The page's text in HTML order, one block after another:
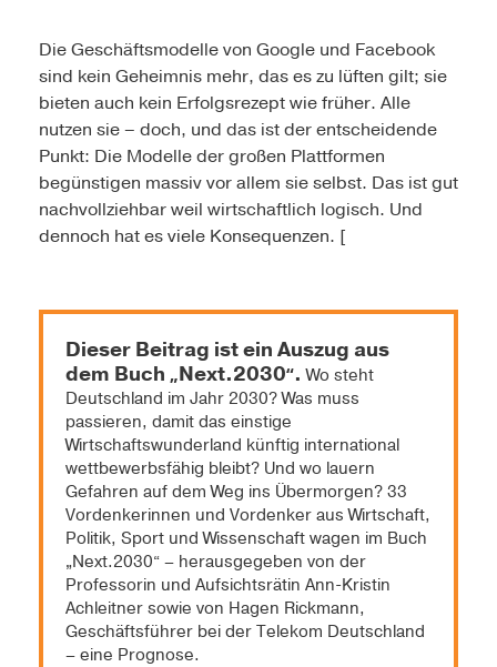
Die Geschäftsmodelle von Google und Facebook
sind kein Geheimnis mehr, das es zu lüften gilt; sie
bieten auch kein Erfolgsrezept wie früher. Alle
nutzen sie – doch, und das ist der entscheidende
Punkt: Die Modelle der großen Plattformen
begünstigen massiv vor allem sie selbst. Das ist gut
nachvollziehbar weil wirtschaftlich logisch. Und
dennoch hat es viele Konsequenzen. [
Dieser Beitrag ist ein Auszug aus
dem Buch „Next.2030“.Wo steht
Deutschland im Jahr 2030? Was muss
passieren, damit das einstige
Wirtschaftswunderland künftig international
wettbewerbsfähig bleibt? Und wo lauern
Gefahren auf dem Weg ins Übermorgen? 33
Vordenkerinnen und Vordenker aus Wirtschaft,
Politik, Sport und Wissenschaft wagen im Buch
„Next.2030“ – herausgegeben von der
Professorin und Aufsichtsrätin Ann-Kristin
Achleitner sowie von Hagen Rickmann,
Geschäftsführer bei der Telekom Deutschland
– eine Prognose.